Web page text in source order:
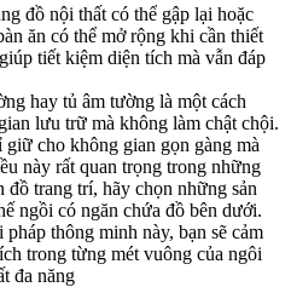
đồ nội thất có thể gập lại hoặc
ăn có thể mở rộng khi cần thiết
tiết kiệm diện tích mà vẫn đáp
hay tủ âm tường là một cách
lưu trữ mà không làm chật chội.
cho không gian gọn gàng mà
này rất quan trọng trong những
trang trí, hãy chọn những sản
ngồi có ngăn chứa đồ bên dưới.
thông minh này, bạn sẽ cảm
trong từng mét vuông của ngôi
đa năng